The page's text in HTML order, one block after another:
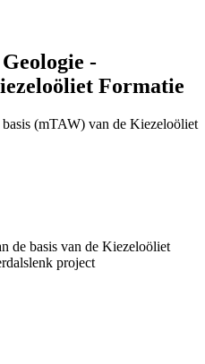
-
Formatie
(mTAW) van de Kiezeloöliet
de basis van de Kiezeloöliet
project